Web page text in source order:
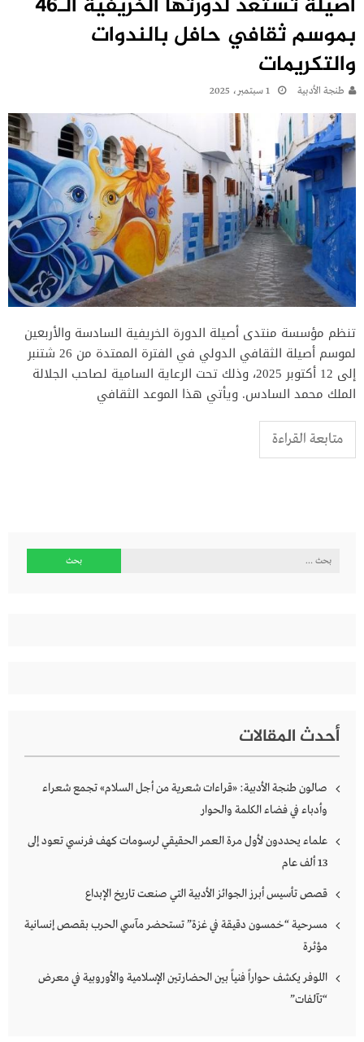
بموسم ثقافي حافل بالندوات
والتكريمات
طنجة الأدبية 1 سبتمبر، 2025
تنظم مؤسسة منتدى أصيلة الدورة الخريفية السادسة والأربعين
لموسم أصيلة الثقافي الدولي في الفترة الممتدة من 26 شتنبر
إلى 12 أكتوبر 2025، وذلك تحت الرعاية السامية لصاحب الجلالة
الملك محمد السادس. ويأتي هذا الموعد الثقافي
متابعة القراءة
البحث
أحدث المقالات
صالون طنجة الأدبية: «قراءات شعرية من أجل السلام» تجمع شعراء
وأدباء في فضاء الكلمة والحوار
علماء يحددون لأول مرة العمر الحقيقي لرسومات كهف فرنسي تعود إلى
13 ألف عام
قصص تأسيس أبرز الجوائز الأدبية التي صنعت تاريخ الإبداع
مسرحية “خمسون دقيقة في غزة” تستحضر مآسي الحرب بقصص إنسانية
مؤثرة
اللوفر يكشف حواراً فنياً بين الحضارتين الإسلامية والأوروبية في معرض
“تآلفات”